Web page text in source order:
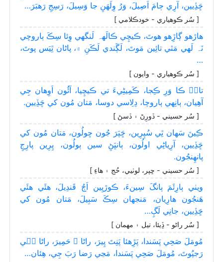
ڇَڏِيين، آرِي ڄامَ اَصِيلَ، وَرُ وِلَهَنِ جا وَسِيلَ، رَسِجِ رَھبَرَ…
[ سُر ڪوھياري - خودڪلامي ]
ھاڙھو ڳاڙِھو ھوتَ، ڪيچِي ڪالَهہ لَنگهي وِئا سِڪَ ٻاروچي
نَہ لَھي مَٿي تائِين مَوتَ، لَڳَندي لَڪَنِ ۾، پاڻان ٿِيَس پوتَ،
…
[ سُر ڪوھياري - وايون ]
تانۡ ڪا وَرِ ڪِجا، ڪَمِيڻِيءَ تي ڪيچِيا، آئُون اَوِھان جِي
آھِيان، ٻانِهي ٻاروچا، دِلِاسي دوسا، مَتان مُون کي ڇَڏِيين.
[ سُر حسيني - ڏورِڻ ۽ ڏسڻ ]
ڪِينَ سَھان ٿِي سُپِرِين، ڇَپَرَ جُون ڇولُون، مَتان مُون کي
ڇَڏِيين، آرِياڻِي اولُون، ٻانڀَڻِ سين ٻولُون، پِرِين پارِجِ
پانھِنجُون.
[ سُر حسيني - ڇپر، لوٺيي، حُج ۽ ھاءِ ]
ويٺي ٻارِئَمَ ٻانگَ سِينءَ، ڪوڙيِين اَڄُ قَندِيلَ، ھئَي ھئَي
ھَنجُون ھارِيان، مَنجهان سِڪَ سَبِيلَ، مَتان مُون کي
ڇَڏِيين، جانِي لَڳِ…
[ سُر راڻو - ڏِيئا، تيل ۽ مھمان ]
مُومَلَ صَحِي پَسَندا، پَڙِهئا پَنِتَ پِيرَ، راڻا ۽ حَمِيرَ، راڻا جٖي
رَجپُوتَ، مُومَلَ صَحِي پَسَندا، مَڃي رَضا رَبَ جِي، ھِئان…